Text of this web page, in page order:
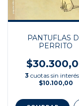
PANTUFLAS
PERRITO
3 cuotas sin
$10.100,00